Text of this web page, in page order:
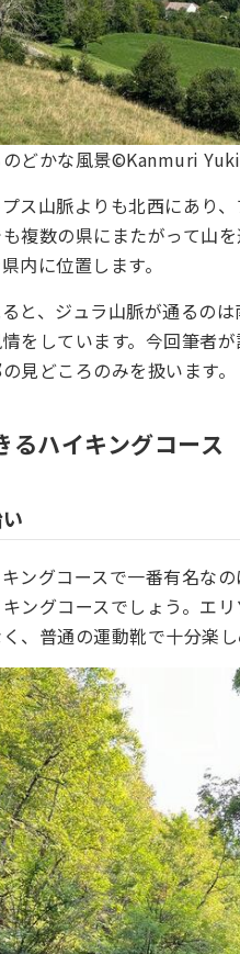
のどかな風景©Kanmuri
ス山脈よりも北西にあり
複数の県にまたがって山
内に位置します。
と、ジュラ山脈が通るの
をしています。今回筆者
見どころのみを扱います。
るハイキングコース
ングコースで一番有名な
ングコースでしょう。エ
、普通の運動靴で十分楽し